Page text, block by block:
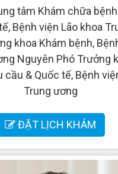
tâm Khám chữa
Bệnh viện Lão khoa
khoa Khám bệnh,
Nguyên Phó Trưởng
cầu & Quốc tế, Bệnh
Trung ương
ĐẶT LỊCH KHÁM